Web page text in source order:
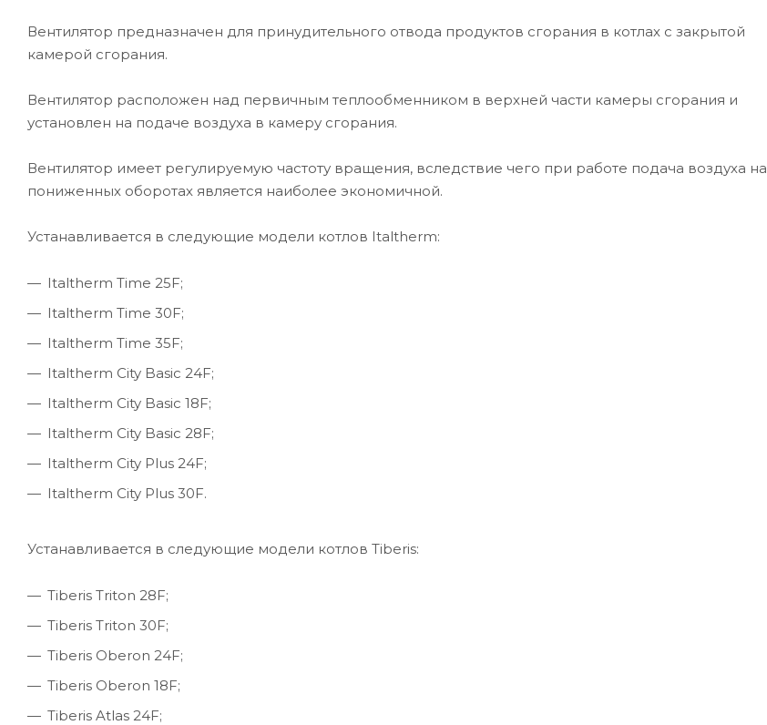
Вентилятор предназначен для принудительного отвода продуктов сгорания в котлах с закрытой
камерой сгорания.
Вентилятор расположен над первичным теплообменником в верхней части камеры сгорания и
установлен на подаче воздуха в камеру сгорания.
Вентилятор имеет регулируемую частоту вращения, вследствие чего при работе подача воздуха на
пониженных оборотах является наиболее экономичной.
Устанавливается в следующие модели котлов Italtherm:
Italtherm Time 25F;
Italtherm Time 30F;
Italtherm Time 35F;
Italtherm City Basic 24F;
Italtherm City Basic 18F;
Italtherm City Basic 28F;
Italtherm City Plus 24F;
Italtherm City Plus 30F.
Устанавливается в следующие модели котлов Tiberis:
Tiberis Triton 28F;
Tiberis Triton 30F;
Tiberis Oberon 24F;
Tiberis Oberon 18F;
Tiberis Atlas 24F;